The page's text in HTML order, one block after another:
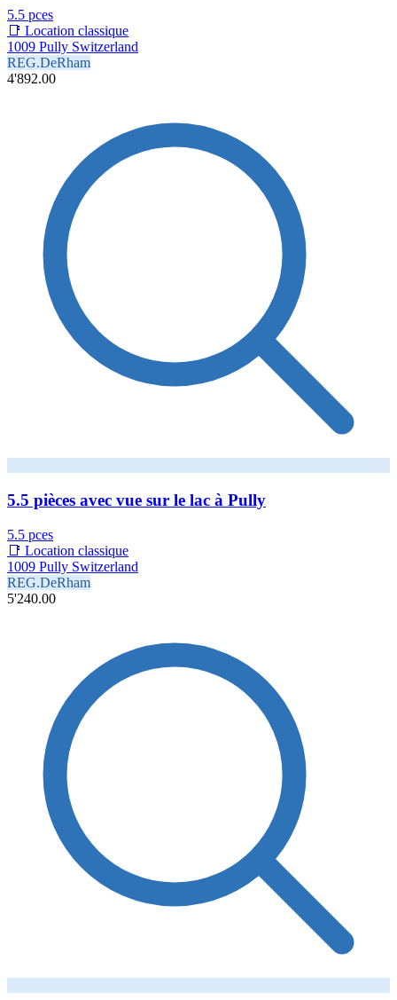
5.5 pces
📑 Location classique
1009 Pully Switzerland
REG.DeRham
4'892.00
5.5 pièces avec vue sur le lac à Pully
5.5 pces
📑 Location classique
1009 Pully Switzerland
REG.DeRham
5'240.00